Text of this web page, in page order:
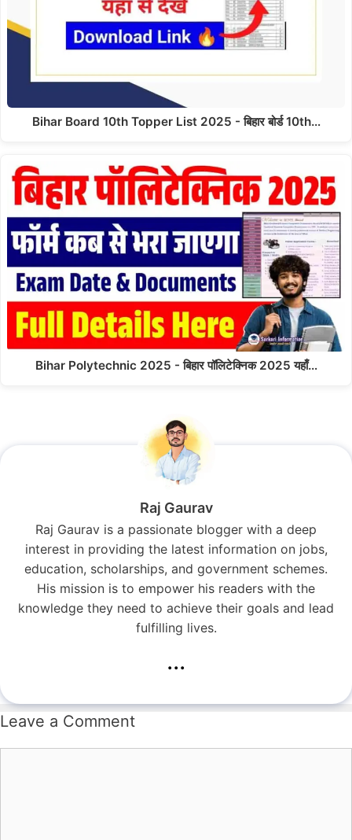
Bihar Board 10th Topper List 2025 - बिहार बोर्ड 10th…
Bihar Polytechnic 2025 - बिहार पॉलिटेक्निक 2025 यहाँ…
Raj Gaurav
Raj Gaurav is a passionate blogger with a deep
interest in providing the latest information on jobs,
education, scholarships, and government schemes.
His mission is to empower his readers with the
knowledge they need to achieve their goals and lead
fulfilling lives.
...
Leave a Comment